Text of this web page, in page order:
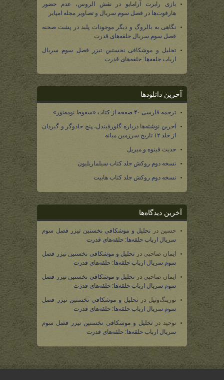
بازی رابرت آرامایو در نقش الروس، عدم حضور
هارفوت‌ها در فصل سوم سریال و تصاویر مجله امپایر
نگاهی به بالروگ و دیگر موجودات پلید در پشت صحنه
فصل سوم سریال حلقه‌های قدرت
تحلیل و موشکافی نخستین تیزر فصل سوم سریال
ارباب حلقه‌ها: حلقه‌های قدرت
آخرین دانلودها
ترجمه فارسی ۴۰ صفحه از کتاب «سقوط نومه‌نور»
آخرین نوشته‌ها درباره گلورفیندل، پنج جادوگر و گیردان
از جلد ۱۲ تاریخ سرزمین میانه
حدیث فینوه و میریل
نسخه دوم روکش جلد کتاب سیلماریلیون
نسخه دوم روکش جلد کتاب هابیت
آخرین دیدگاه‌ها
حسین در تحلیل و موشکافی نخستین تیزر فصل سوم
سریال ارباب حلقه‌ها: حلقه‌های قدرت
ایمان صاحبی در تحلیل و موشکافی نخستین تیزر فصل
سوم سریال ارباب حلقه‌ها: حلقه‌های قدرت
ایمان صاحبی در تحلیل و موشکافی نخستین تیزر فصل
سوم سریال ارباب حلقه‌ها: حلقه‌های قدرت
تورینگ‌وتیل در تحلیل و موشکافی نخستین تیزر فصل
سوم سریال ارباب حلقه‌ها: حلقه‌های قدرت
توحید درتحلیل و موشکافی نخستین تیزر فصل سوم
سریال ارباب حلقه‌ها: حلقه‌های قدرت